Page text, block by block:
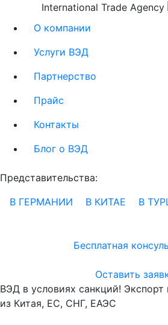
International Trade Agency
О компании
Услуги ВЭД
Партнерство
Прайс
Контакты
Блог о ВЭД
Представительства:
В ГЕРМАНИИ
В КИТАЕ В
Бесплатная
Оставить
ВЭД в условиях санкций!
из Китая, ЕС, СНГ, ЕАЭС